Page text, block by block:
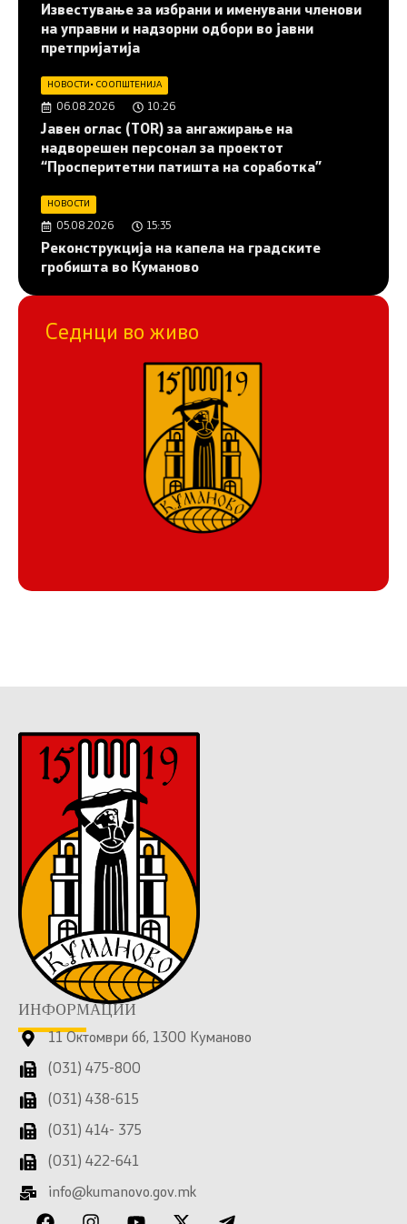
Известување за избрани и именувани членови
на управни и надзорни одбори во јавни
претпријатија
НОВОСТИ• СООПШТЕНИЈА
06.08.2026 10:26
Јавен оглас (ТОR) за ангажирање на
надворешен персонал за проектот
“Просперитетни патишта на соработка”
НОВОСТИ
05.08.2026 15:35
Реконструкција на капела на градските
гробишта во Куманово
Седнци во живо
ИНФОРМАЦИИ
11 Октомври бб, 1300 Куманово
(031) 475-800
(031) 438-615
(031) 414- 375
(031) 422-641
info@kumanovo.gov.mk